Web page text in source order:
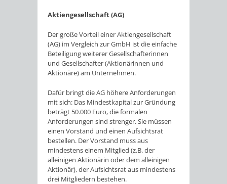
Aktiengesellschaft (AG)
Der große Vorteil einer Aktiengesellschaft
(AG) im Vergleich zur GmbH ist die einfache
Beteiligung weiterer Gesellschafterinnen
und Gesellschafter (Aktionärinnen und
Aktionäre) am Unternehmen.
Dafür bringt die AG höhere Anforderungen
mit sich: Das Mindestkapital zur Gründung
beträgt 50.000 Euro, die formalen
Anforderungen sind strenger. Sie müssen
einen Vorstand und einen Aufsichtsrat
bestellen. Der Vorstand muss aus
mindestens einem Mitglied (z.B. der
alleinigen Aktionärin oder dem alleinigen
Aktionär), der Aufsichtsrat aus mindestens
drei Mitgliedern bestehen.